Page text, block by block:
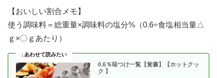
【おいしい割合メモ】
使う調味料＝総重量×調味料の塩分%（0.6÷食塩相当量△
ｇ×〇ｇあたり）
0.6％味つけ一覧【覚書】【ホットクッ
ク 】